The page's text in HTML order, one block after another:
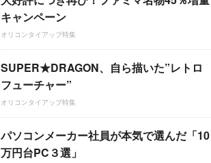
キャンペーン
オリコンタイアップ特集
SUPER★DRAGON、自ら描いた”レトロ
フューチャー”
オリコンタイアップ特集
パソコンメーカー社員が本気で選んだ「10
万円台PC３選」